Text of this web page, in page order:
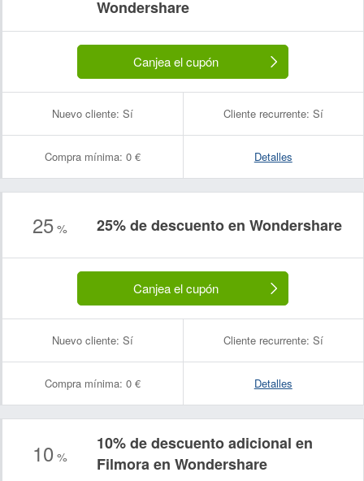
Wondershare
Canjea el cupón
Nuevo cliente: Sí Cliente recurrente: Sí
Compra mínima: 0 € Detalles
25 % 25% de descuento en Wondershare
Canjea el cupón
Nuevo cliente: Sí Cliente recurrente: Sí
Compra mínima: 0 € Detalles
10 %
10% de descuento adicional en
Filmora en Wondershare
Nombre:
Correo electrónico: